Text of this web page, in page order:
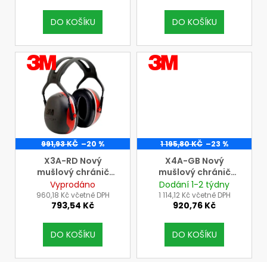
DO KOŠÍKU DO KOŠÍKU
VÝROBCE
3M
991,93 KČ –20 %
X3A-RD Nový
mušlový chránič
sluchu 3M Peltor s
náhlavním páskem
Vyprodáno
960,18 Kč včetně DPH
793,54 Kč
DO KOŠÍKU
VÝROBCE
3M
1 195,80 KČ –23 %
X4A-GB Nový
mušlový chránič
sluchu 3M Peltor s
náhlavním páskem
Dodání 1-2 týdny
1 114,12 Kč včetně DPH
920,76 Kč
DO KOŠÍKU